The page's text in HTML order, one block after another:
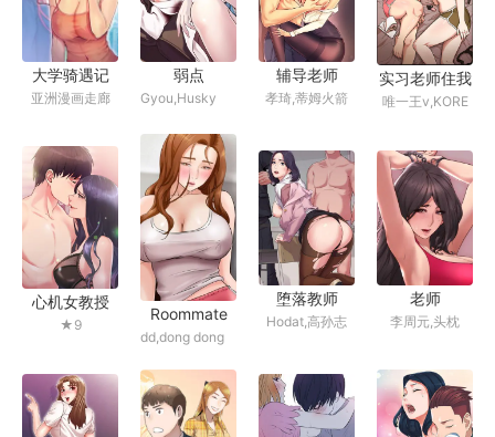
大学骑遇记
亚洲漫画走廊
弱点
Gyou,Husky
辅导老师
孝琦,蒂姆火箭
实习老师住我
家
唯一王v,KORE
心机女教授
★9
Roommate
dd,dong dong
堕落教师
Hodat,高孙志
老师
李周元,头枕